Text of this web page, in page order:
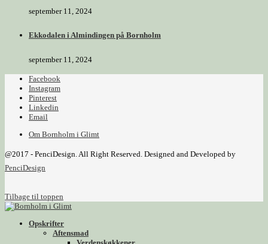
september 11, 2024
Ekkodalen i Almindingen på Bornholm
september 11, 2024
Facebook
Instagram
Pinterest
Linkedin
Email
Om Bornholm i Glimt
@2017 - PenciDesign. All Right Reserved. Designed and Developed by
PenciDesign
Tilbage til toppen
Opskrifter
Aftensmad